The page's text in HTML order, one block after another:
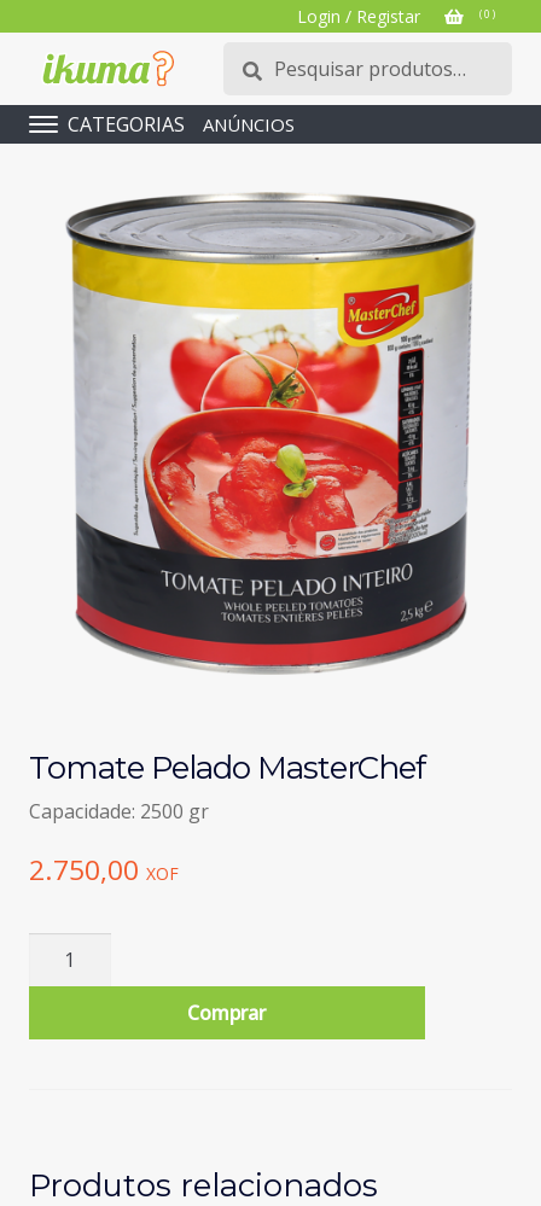
Login / Registar ( 0 )
Pesquisar
por:
Pesquisa
CATEGORIAS ANÚNCIOS
Tomate Pelado MasterChef
Capacidade: 2500 gr
2.750,00 XOF
Quantidade
Pelado
Comprar
Produtos relacionados